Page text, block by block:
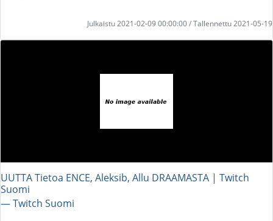
Julkaistu 2021-02-09 00:00:00 / Tallennettu 2021-05-19
UUTTA Tietoa ENCE, Aleksib, Allu DRAAMASTA | Twitch
Suomi
― Twitch Suomi